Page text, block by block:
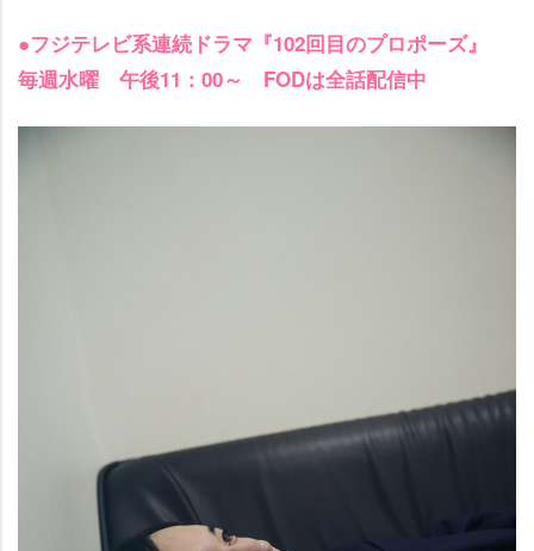
●フジテレビ系連続ドラマ『102回目のプロポーズ』
毎週水曜 午後11：00～ FODは全話配信中